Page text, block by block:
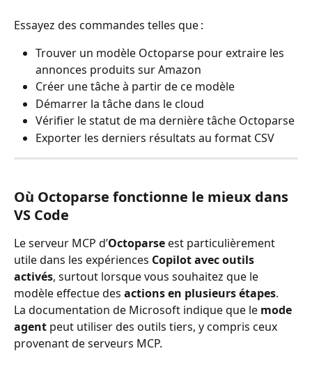
Essayez des commandes telles que :
Trouver un modèle Octoparse pour extraire les
annonces produits sur Amazon
Créer une tâche à partir de ce modèle
Démarrer la tâche dans le cloud
Vérifier le statut de ma dernière tâche Octoparse
Exporter les derniers résultats au format CSV
Où Octoparse fonctionne le mieux dans
VS Code
Le serveur MCP d’Octoparse est particulièrement
utile dans les expériences Copilot avec outils
activés, surtout lorsque vous souhaitez que le
modèle effectue des actions en plusieurs étapes.
La documentation de Microsoft indique que le mode
agent peut utiliser des outils tiers, y compris ceux
provenant de serveurs MCP.